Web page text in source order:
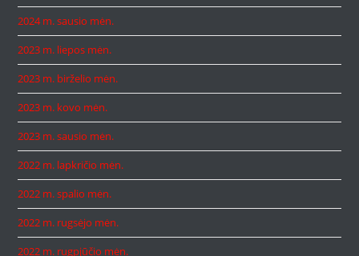
2024 m. sausio mėn.
2023 m. liepos mėn.
2023 m. birželio mėn.
2023 m. kovo mėn.
2023 m. sausio mėn.
2022 m. lapkričio mėn.
2022 m. spalio mėn.
2022 m. rugsėjo mėn.
2022 m. rugpjūčio mėn.